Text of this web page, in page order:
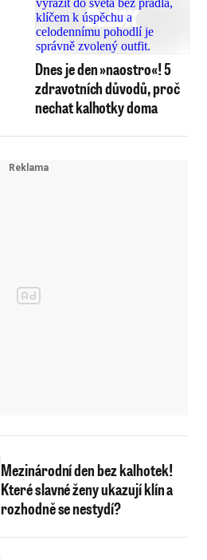
Dnes je den »naostro«! 5
zdravotních důvodů, proč
nechat kalhotky doma
Mezinárodní den bez kalhotek!
Které slavné ženy ukazují klín a
rozhodně se nestydí?